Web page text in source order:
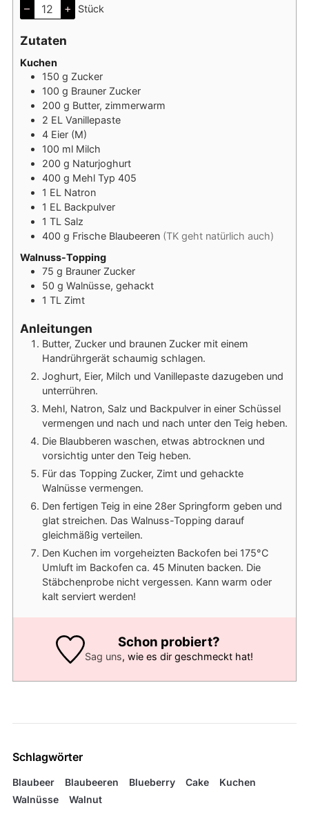
– + Stück
Zutaten
Kuchen
150 g Zucker
100 g Brauner Zucker
200 g Butter, zimmerwarm
2 EL Vanillepaste
4 Eier (M)
100 ml Milch
200 g Naturjoghurt
400 g Mehl Typ 405
1 EL Natron
1 EL Backpulver
1 TL Salz
400 g Frische Blaubeeren (TK geht natürlich auch)
Walnuss-Topping
75 g Brauner Zucker
50 g Walnüsse, gehackt
1 TL Zimt
Anleitungen
Butter, Zucker und braunen Zucker mit einem
Handrührgerät schaumig schlagen.
Joghurt, Eier, Milch und Vanillepaste dazugeben und
unterrühren.
Mehl, Natron, Salz und Backpulver in einer Schüssel
vermengen und nach und nach unter den Teig heben.
Die Blaubberen waschen, etwas abtrocknen und
vorsichtig unter den Teig heben.
Für das Topping Zucker, Zimt und gehackte
Walnüsse vermengen.
Den fertigen Teig in eine 28er Springform geben und
glat streichen. Das Walnuss-Topping darauf
gleichmäßig verteilen.
Den Kuchen im vorgeheizten Backofen bei 175°C
Umluft im Backofen ca. 45 Minuten backen. Die
Stäbchenprobe nicht vergessen. Kann warm oder
kalt serviert werden!
Schon probiert?
Sag uns, wie es dir geschmeckt hat!
Schlagwörter
Blaubeer Blaubeeren Blueberry Cake
Kuchen
Walnüsse
Walnut